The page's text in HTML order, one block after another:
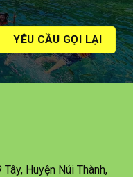
Huyện Núi Thành,